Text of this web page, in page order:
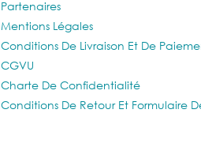
Partenaires
Mentions Légales
Conditions De Livraison Et De
CGVU
Charte De Confidentialité
Conditions De Retour Et Formulaire